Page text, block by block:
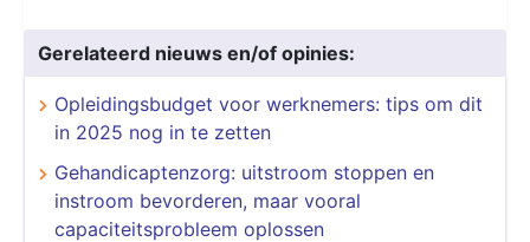
Gerelateerd nieuws en/of opinies:
Opleidingsbudget voor werknemers: tips om dit
in 2025 nog in te zetten
Gehandicaptenzorg: uitstroom stoppen en
instroom bevorderen, maar vooral
capaciteitsprobleem oplossen